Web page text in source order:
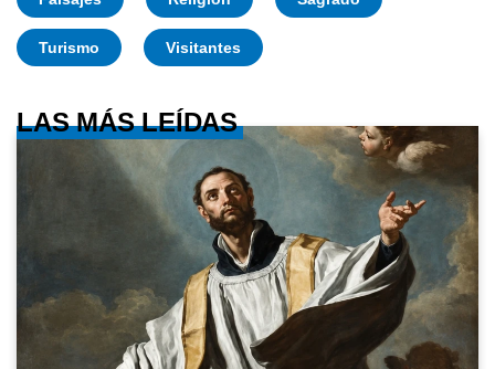
Turismo Visitantes
LAS MÁS LEÍDAS